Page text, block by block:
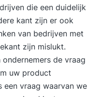
die een duidelijk
kant zijn er ook
van bedrijven met
zijn mislukt.
de vraag
uw product
een vraag waarvan we